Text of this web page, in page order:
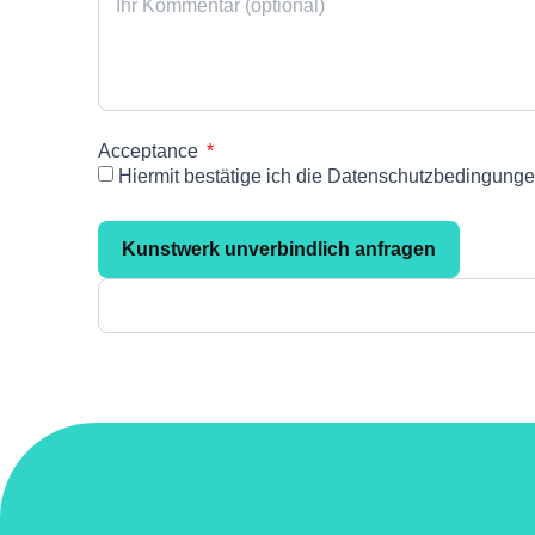
Acceptance
Hiermit bestätige ich die
Kunstwerk unverbindlich anfragen